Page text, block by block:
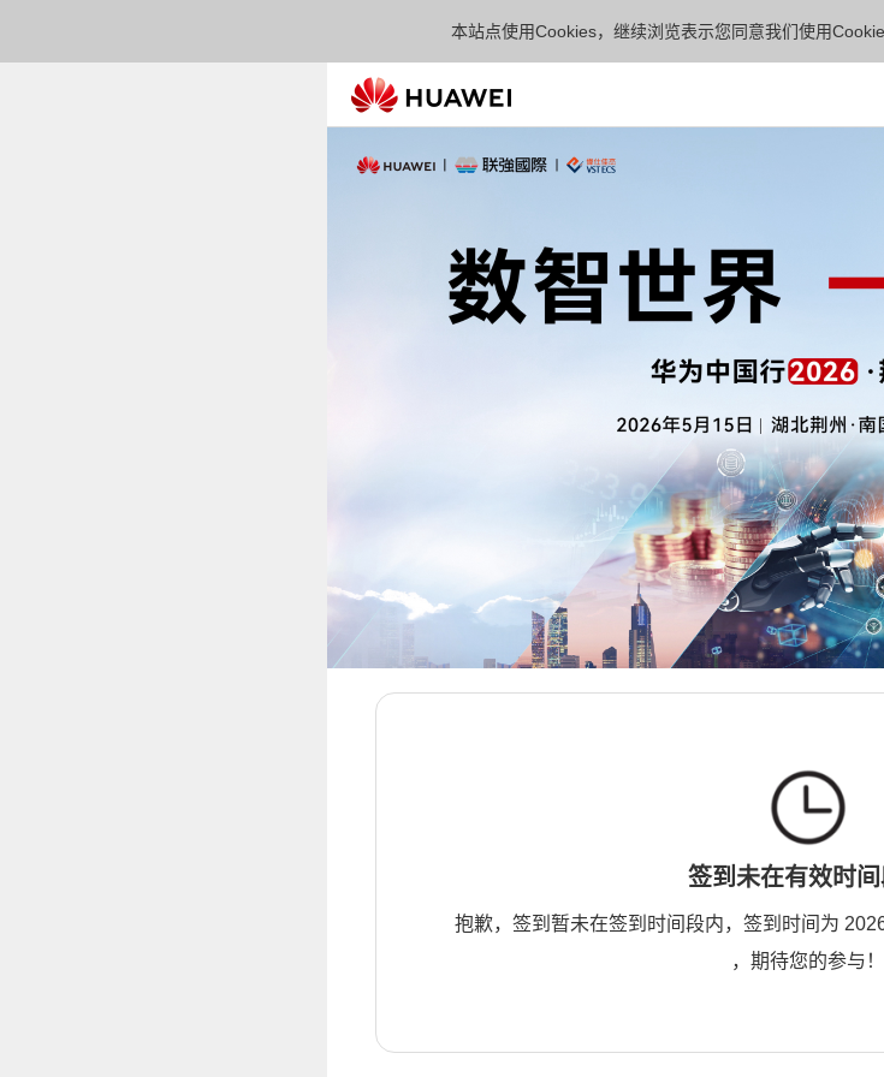
本站点使用Cookies，继续浏览表示您同意我们使用
签到未在有效时
抱歉，签到暂未在签到时间段内，签到时间为
，期待您的参与！